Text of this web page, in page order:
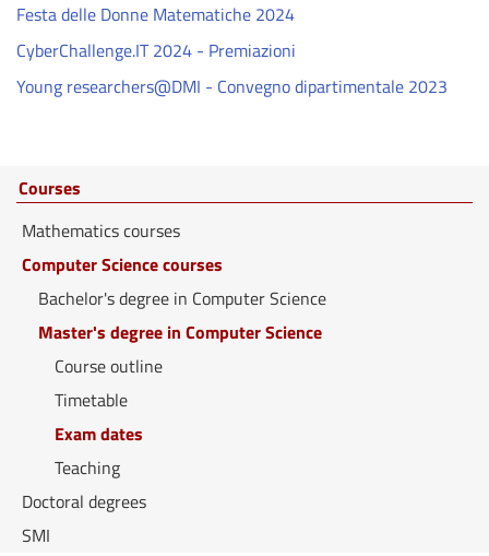
Festa delle Donne Matematiche 2024
CyberChallenge.IT 2024 - Premiazioni
Young researchers@DMI - Convegno dipartimentale 2023
Courses
Mathematics courses
Computer Science courses
Bachelor's degree in Computer Science
Master's degree in Computer Science
Course outline
Timetable
Exam dates
Teaching
Doctoral degrees
SMI